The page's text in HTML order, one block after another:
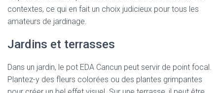
contextes, ce qui en fait un choix judicieux pour tous les
amateurs de jardinage.
Jardins et terrasses
Dans un jardin, le pot EDA Cancun peut servir de point focal.
Plantez-y des fleurs colorées ou des plantes grimpantes